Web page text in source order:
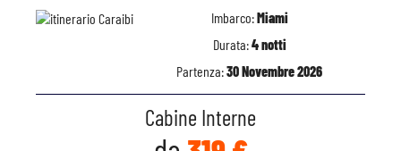
Imbarco:Miami
Durata:4 notti
Partenza:30 Novembre 2026
Cabine Interne